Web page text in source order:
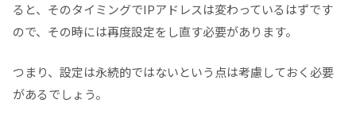
ると、そのタイミングでIPアドレスは変わっているはずです
ので、その時には再度設定をし直す必要があります。
つまり、設定は永続的ではないという点は考慮しておく必要
があるでしょう。